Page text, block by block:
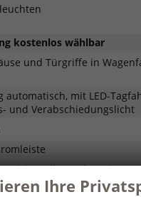
kostenlos wählbar
und Türgriffe in
automatisch, mit LED-
und Verabschiedungslicht
Kühlergrill mit Chromleiste
Ihre